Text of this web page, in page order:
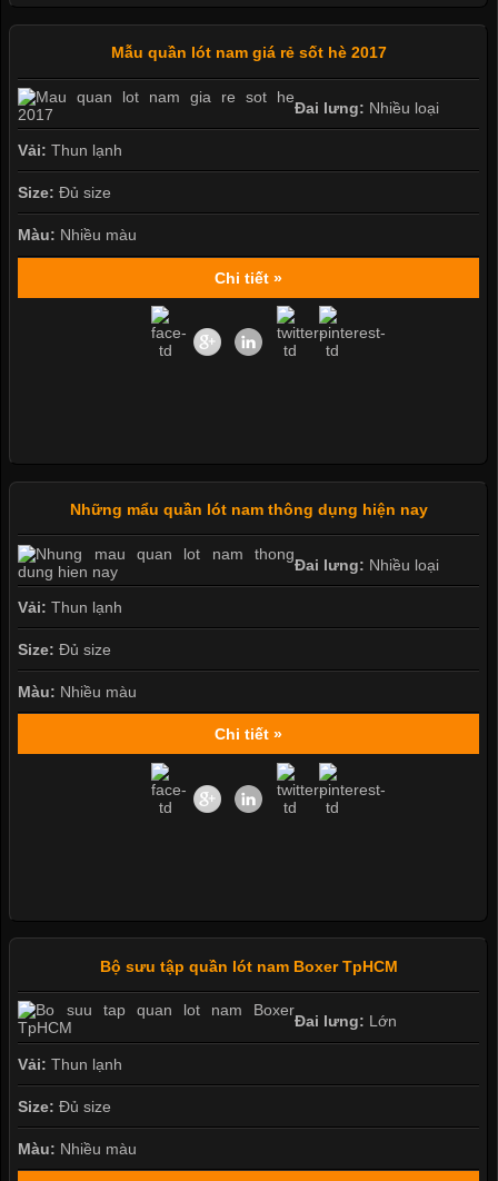
Mẫu quần lót nam giá rẻ sốt hè 2017
Đai lưng: Nhiều loại
Vải: Thun lạnh
Size: Đủ size
Màu: Nhiều màu
Chi tiết »
Những mẩu quần lót nam thông dụng hiện nay
Đai lưng: Nhiều loại
Vải: Thun lạnh
Size: Đủ size
Màu: Nhiều màu
Chi tiết »
Bộ sưu tập quần lót nam Boxer TpHCM
Đai lưng: Lớn
Vải: Thun lạnh
Size: Đủ size
Màu: Nhiều màu